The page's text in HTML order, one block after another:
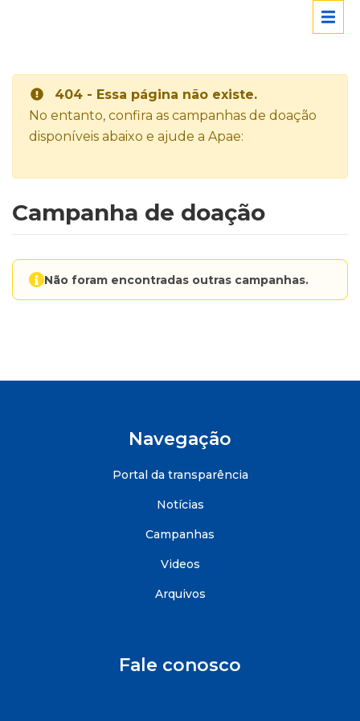
404 - Essa página não existe.
No entanto, confira as campanhas de doação
disponíveis abaixo e ajude a Apae:
Campanha de doação
Não foram encontradas outras campanhas.
Navegação
Portal da transparência
Notícias
Campanhas
Videos
Arquivos
Fale conosco